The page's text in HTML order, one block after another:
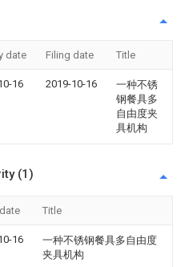
date Filing date Title
16 2019-10-16
一种不锈
钢餐具多
自由度夹
具机构
(1)
Title
16
一种不锈钢餐具多自由度
夹具机构